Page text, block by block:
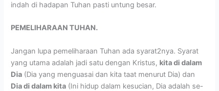
indah di hadapan Tuhan pasti untung besar.
PEMELIHARAAN TUHAN.
Jangan lupa pemeliharaan Tuhan ada syarat2nya. Syarat
yang utama adalah jadi satu dengan Kristus, kita di dalam
Dia (Dia yang menguasai dan kita taat menurut Dia) dan
Dia di dalam kita (Ini hidup dalam kesucian, Dia adalah se-